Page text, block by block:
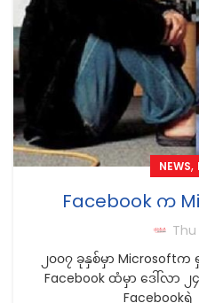
NEWS,
Facebook က
Thu
၂၀၀၇ ခုနှစ်မှာ
Facebook ထံမှာ ဒေါ်လာ ၂
Facebook